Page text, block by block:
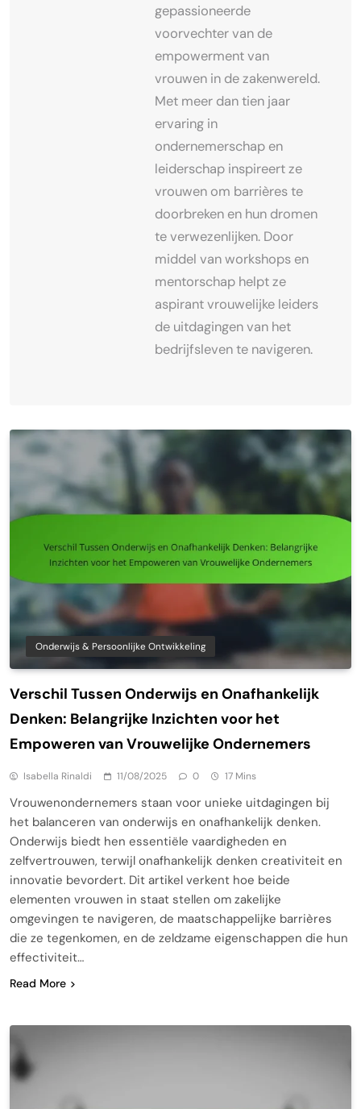
gepassioneerde
voorvechter van de
empowerment van
vrouwen in de zakenwereld.
Met meer dan tien jaar
ervaring in
ondernemerschap en
leiderschap inspireert ze
vrouwen om barrières te
doorbreken en hun dromen
te verwezenlijken. Door
middel van workshops en
mentorschap helpt ze
aspirant vrouwelijke leiders
de uitdagingen van het
bedrijfsleven te navigeren.
Onderwijs & Persoonlijke Ontwikkeling
Verschil Tussen Onderwijs en Onafhankelijk
Denken: Belangrijke Inzichten voor het
Empoweren van Vrouwelijke Ondernemers
Isabella Rinaldi 11/08/2025 0 17 Mins
Vrouwenondernemers staan voor unieke uitdagingen bij
het balanceren van onderwijs en onafhankelijk denken.
Onderwijs biedt hen essentiële vaardigheden en
zelfvertrouwen, terwijl onafhankelijk denken creativiteit en
innovatie bevordert. Dit artikel verkent hoe beide
elementen vrouwen in staat stellen om zakelijke
omgevingen te navigeren, de maatschappelijke barrières
die ze tegenkomen, en de zeldzame eigenschappen die hun
effectiviteit…
Read More